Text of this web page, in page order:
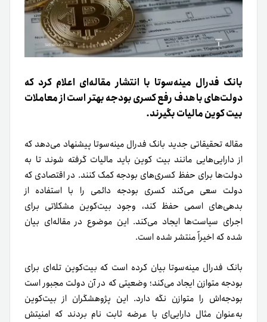
بانک فدرال مینه‌سوتا با انتشار مقاله‌ای اعلام کرد که
دولت‌های با هدف رفع کسری بودجه بهتر است از معاملات
بیت کوین مالیات بگیرند.
مقاله تحقیقاتی جدید بانک فدرال مینه‌سوتا پیشنهاد می‌دهد که
از دارایی‌هایی مانند بیت کوین باید مالیات گرفته شوند تا به
دولت‌ها برای حفظ کسری‌های بودجه کمک کنند. در اقتصادی که
دولت سعی می‌کند کسری بودجه دائمی را با استفاده از
بدهی‌های اسمی حفظ کند، وجود بیت‌کوین مشکلاتی برای
اجرای سیاست‌ها ایجاد می‌کند. این موضوع در مقاله‌ای بیان
شده که اخیراً منتشر شده است.
بانک فدرال مینه‌سوتا بیان کرده است که بیت‌کوین تله‌ای برای
بودجه متوازن ایجاد می‌کند؛ وضعیتی که در آن دولت مجبور است
بودجه‌اش را متوازن نگه دارد. این پژوهشگران از بیت‌کوین
به‌عنوان مثال دارایی‌ای با عرضه ثابت نام بردند که امنیتش